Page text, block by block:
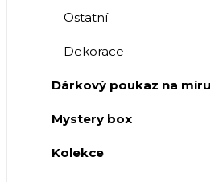
Ostatní
Dekorace
Dárkový poukaz na míru
Mystery box
Kolekce